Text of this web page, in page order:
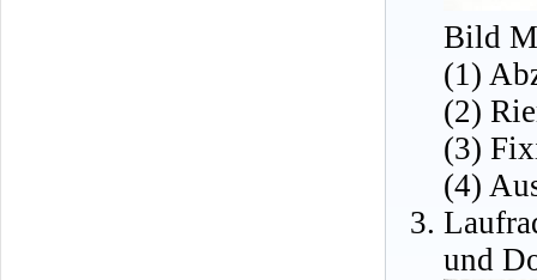
Bild M
(1)
(2)
(3)
(4)
und